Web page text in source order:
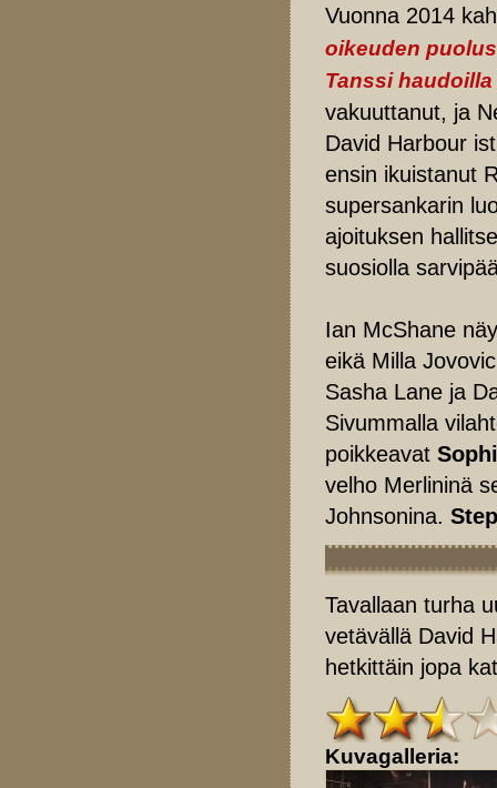
Vuonna 2014
oikeuden
Tanssi haudoilla
vakuuttanut, ja
David Harbour
ensin ikuistanut
supersankarin
ajoituksen
suosiolla
Ian McShane
eikä Milla
Sasha Lane ja
Sivummalla
poikkeavat
velho Merlininä
Johnsonina.
Tavallaan turha
vetävällä David
hetkittäin jopa
Kuvagalleria: